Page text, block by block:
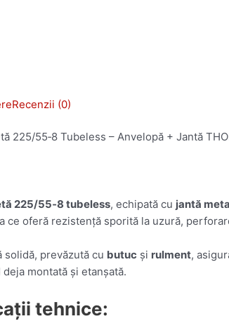
Recenzii (0)
225/55‑8 Tubeless – Anvelopă + Jantă
225/55‑8 tubeless, echipată cu jantă
ce oferă rezistență sporită la uzură,
solidă, prevăzută cu butuc și rulment,
montată și etanșată.
tehnice: